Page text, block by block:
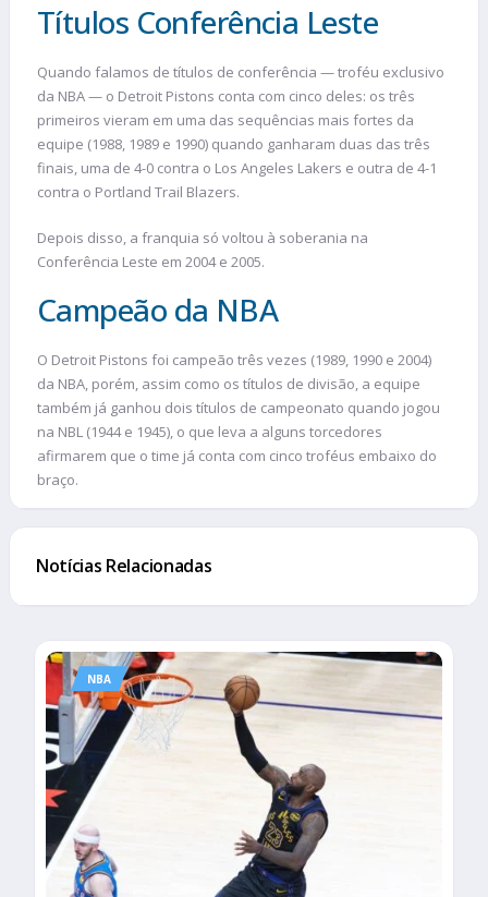
Títulos Conferência Leste
Quando falamos de títulos de conferência — troféu exclusivo
da NBA — o Detroit Pistons conta com cinco deles: os três
primeiros vieram em uma das sequências mais fortes da
equipe (1988, 1989 e 1990) quando ganharam duas das três
finais, uma de 4-0 contra o Los Angeles Lakers e outra de 4-1
contra o Portland Trail Blazers.
Depois disso, a franquia só voltou à soberania na
Conferência Leste em 2004 e 2005.
Campeão da NBA
O Detroit Pistons foi campeão três vezes (1989, 1990 e 2004)
da NBA, porém, assim como os títulos de divisão, a equipe
também já ganhou dois títulos de campeonato quando jogou
na NBL (1944 e 1945), o que leva a alguns torcedores
afirmarem que o time já conta com cinco troféus embaixo do
braço.
Notícias Relacionadas
NBA